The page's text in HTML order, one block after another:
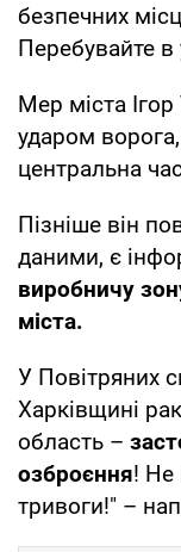
безпечних
Перебувайте в
Мер міста
ударом
центральна
Пізніше він
даними, є
виробничу
міста.
У Повітряних
Харківщині
область –
озброєння! Не
тривоги!" –